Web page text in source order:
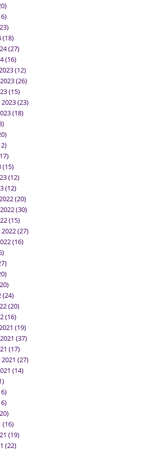
(18)
(27)
(16)
(12)
(26)
(15)
(23)
(18)
(15)
(12)
(12)
(20)
(30)
(15)
(27)
(16)
(24)
(20)
(16)
(19)
(37)
(17)
(27)
(14)
(16)
(19)
(22)